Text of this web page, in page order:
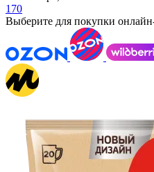
170
Выберите для покупки